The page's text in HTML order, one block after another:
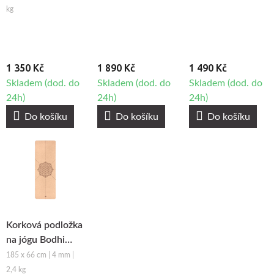
kg
1 350 Kč
Skladem (dod. do
24h)
Do košíku
1 890 Kč
Skladem (dod. do
24h)
Do košíku
1 490 Kč
Skladem (dod. do
24h)
Do košíku
Korková podložka
na jógu Bodhi
Flower of Life
185 x 66 cm | 4 mm |
2,4 kg